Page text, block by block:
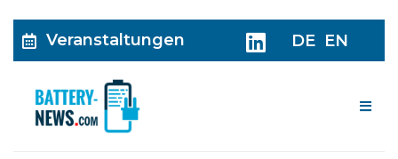
Veranstaltungen DE EN